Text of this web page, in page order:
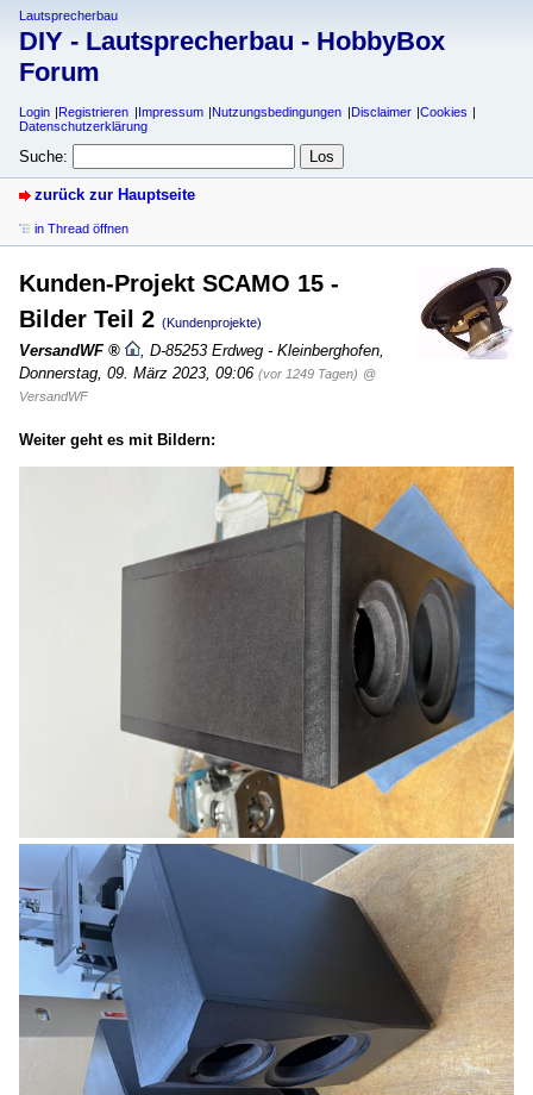
Lautsprecherbau
DIY - Lautsprecherbau - HobbyBox
Forum
Login Registrieren Impressum Nutzungsbedingungen Disclaimer
Cookies
Datenschutzerklärung
Suche:
zurück zur Hauptseite
in Thread öffnen
Kunden-Projekt SCAMO 15 -
Bilder Teil 2 (Kundenprojekte)
VersandWF D-85253 Erdweg - Kleinberghofen
Donnerstag, 09. März 2023, 09:06 (vor 1249 Tagen) @
VersandWF
Weiter geht es mit Bildern: